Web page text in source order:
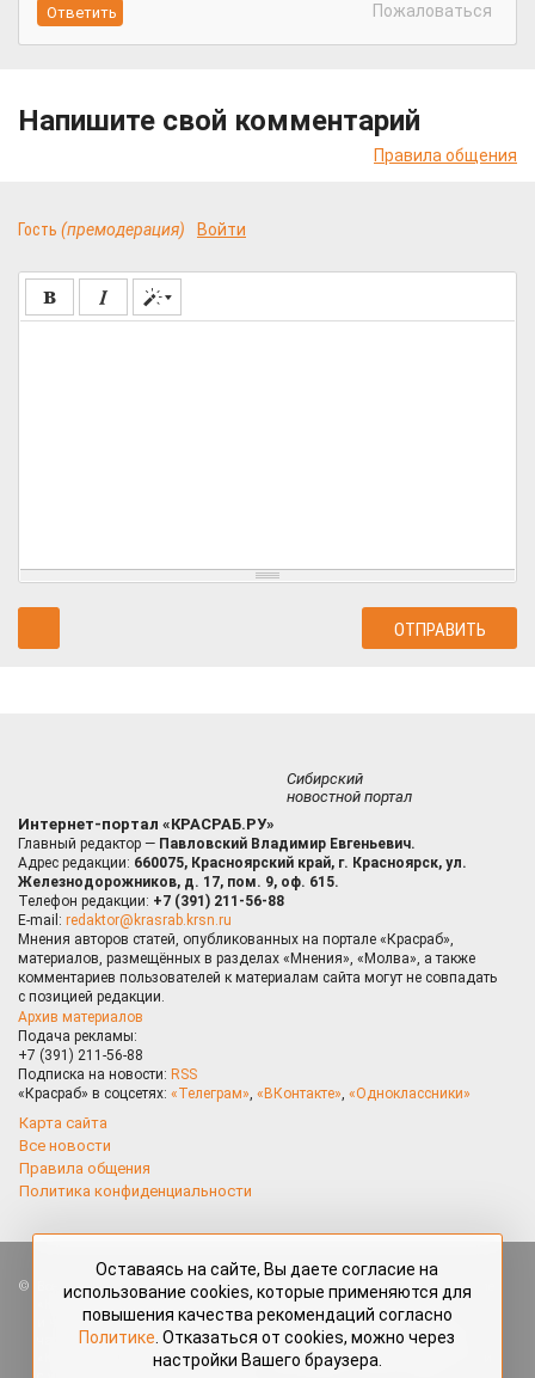
Пожаловаться
Напишите свой комментарий
Правила общения
Гость (премодерация) Войти
Сибирский
новостной портал
Интернет-портал «КРАСРАБ.РУ»
Главный редактор — Павловский Владимир Евгеньевич.
Адрес редакции: 660075, Красноярский край, г. Красноярск, ул.
Железнодорожников, д. 17, пом. 9, оф. 615.
Телефон редакции: +7 (391) 211-56-88
E-mail: redaktor@krasrab.krsn.ru
Мнения авторов статей, опубликованных на портале «Красраб»,
материалов, размещённых в разделах «Мнения», «Молва», а также
комментариев пользователей к материалам сайта могут не совпадать
с позицией редакции.
Архив материалов
Подача рекламы:
+7 (391) 211-56-88
Подписка на новости: RSS
«Красраб» в соцсетях: «Телеграм», «ВКонтакте», «Одноклассники»
Карта сайта
Все новости
Правила общения
Политика конфиденциальности
Все права защищены. Любые материалы, размещённые на портале
«Красраб.ру» сотрудниками редакции, нештатными авторами
и читателями, являются объектами авторского права. Полное или
частичное использование материалов, размещённых на портале
«Красраб.ру», допускается только с письменного согласия редакции
Оставаясь на сайте, Вы даете согласие на
использование cookies, которые применяются для
повышения качества рекомендаций согласно
Политике . Отказаться от cookies, можно через
настройки Вашего браузера.